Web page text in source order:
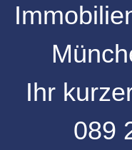
Ihr
089